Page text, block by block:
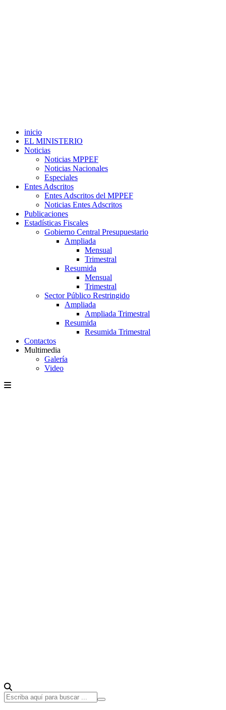
inicio
EL MINISTERIO
Noticias
Noticias MPPEF
Noticias Nacionales
Especiales
Entes Adscritos
Entes Adscritos del MPPEF
Noticias Entes Adscritos
Publicaciones
Estadísticas Fiscales
Gobierno Central Presupuestario
Ampliada
Mensual
Trimestral
Resumida
Mensual
Trimestral
Sector Público Restringido
Ampliada
Ampliada Trimestral
Resumida
Resumida Trimestral
Contactos
Multimedia
Galería
Video